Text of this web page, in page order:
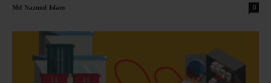
Md Nazmul Islam 0